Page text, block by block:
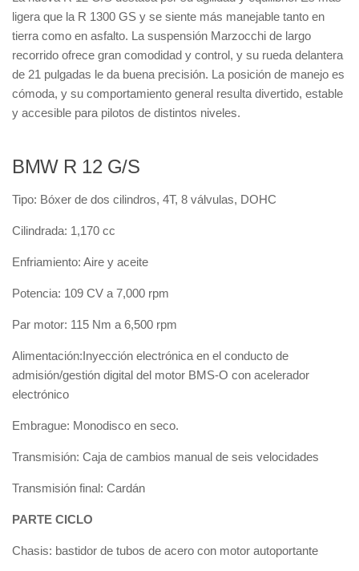
ligera que la R 1300 GS y se siente más manejable tanto en
tierra como en asfalto. La suspensión Marzocchi de largo
recorrido ofrece gran comodidad y control, y su rueda delantera
de 21 pulgadas le da buena precisión. La posición de manejo es
cómoda, y su comportamiento general resulta divertido, estable
y accesible para pilotos de distintos niveles.
BMW R 12 G/S
Tipo: Bóxer de dos cilindros, 4T, 8 válvulas, DOHC
Cilindrada: 1,170 cc
Enfriamiento: Aire y aceite
Potencia: 109 CV a 7,000 rpm
Par motor: 115 Nm a 6,500 rpm
Alimentación:Inyección electrónica en el conducto de
admisión/gestión digital del motor BMS-O con acelerador
electrónico
Embrague: Monodisco en seco.
Transmisión: Caja de cambios manual de seis velocidades
Transmisión final: Cardán
PARTE CICLO
Chasis: bastidor de tubos de acero con motor autoportante